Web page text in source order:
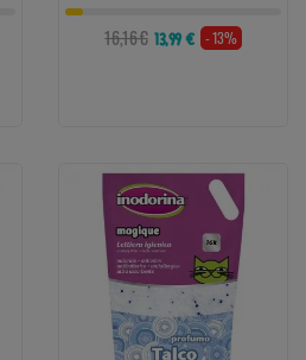
16,16 € 13,99 € - 13%